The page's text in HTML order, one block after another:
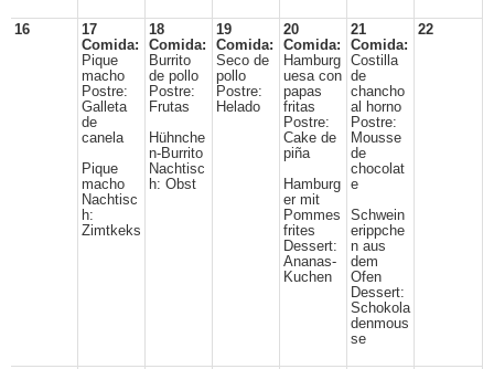
16
17
Comida:
Pique
macho
Postre:
Galleta
de
canela
Pique
macho
Nachtisc
h:
Zimtkeks
18
Comida:
Burrito
de pollo
Postre:
Frutas
Hühnche
n-Burrito
Nachtisc
h: Obst
19
Comida:
Seco de
pollo
Postre:
Helado
20
Comida:
Hamburg
uesa con
papas
fritas
Postre:
Cake de
piña
Hamburg
er mit
Pommes
frites
Dessert:
Ananas-
Kuchen
21
Comida:
Costilla
de
chancho
al horno
Postre:
Mousse
de
chocolat
e
Schwein
erippche
n aus
dem
Ofen
Dessert:
Schokola
denmous
se
22